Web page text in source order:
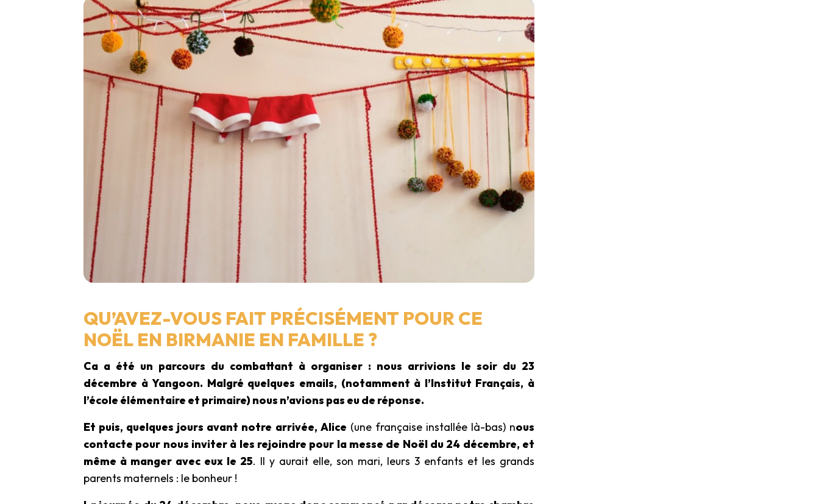
QU’AVEZ-VOUS FAIT PRÉCISÉMENT POUR CE
NOËL EN BIRMANIE EN FAMILLE ?
Ca a été un parcours du combattant à organiser : nous arrivions le soir du 23
décembre à Yangoon. Malgré quelques emails, (notamment à l’Institut Français, à
l’école élémentaire et primaire) nous n’avions pas eu de réponse.
Et puis, quelques jours avant notre arrivée, Alice (une française installée là-bas) nous
contacte pour nous inviter à les rejoindre pour la messe de Noël du 24 décembre, et
même à manger avec eux le 25. Il y aurait elle, son mari, leurs 3 enfants et les grands
parents maternels : le bonheur !